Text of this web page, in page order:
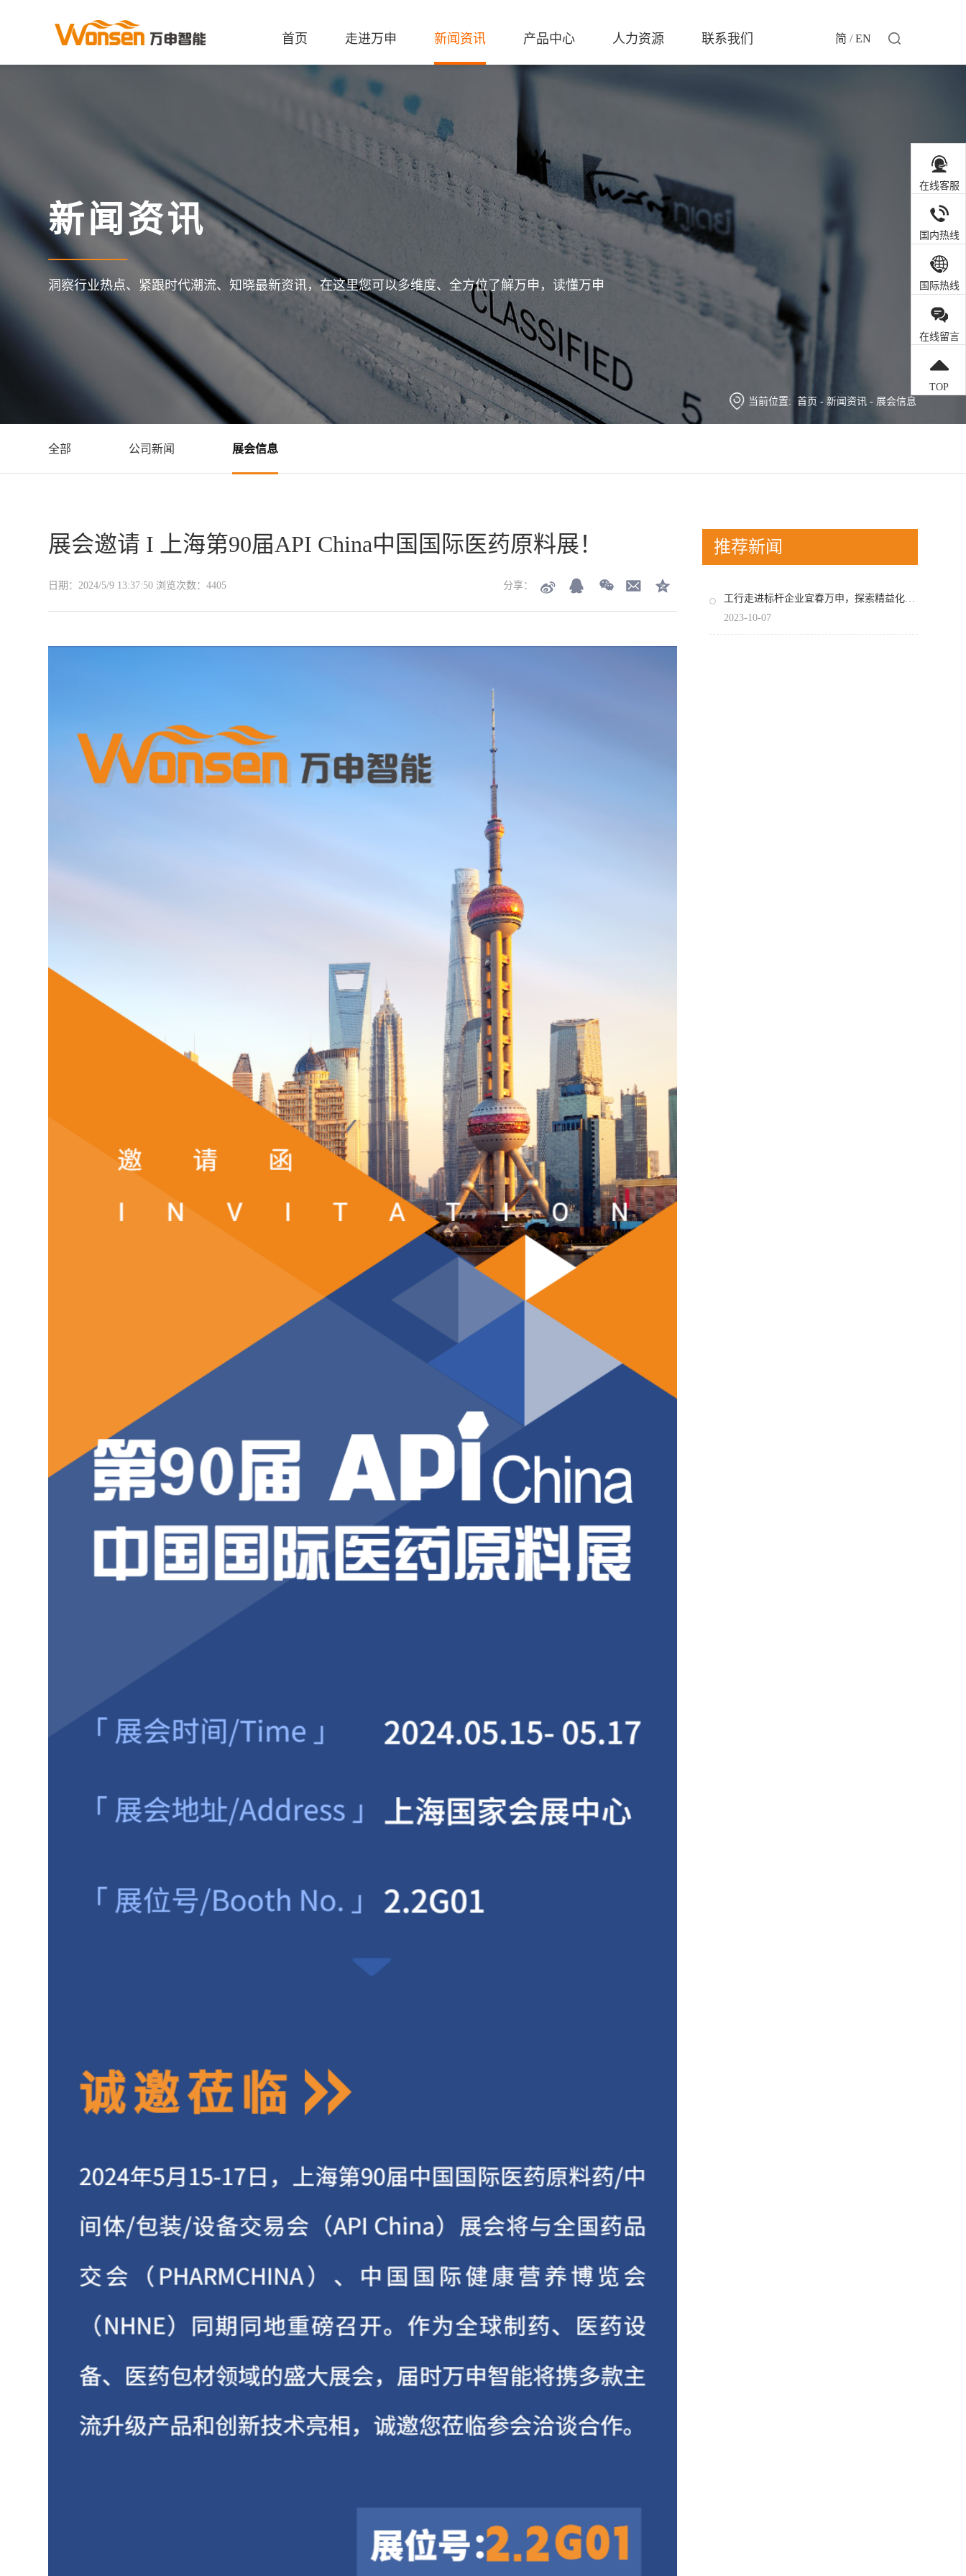
简 /EN
首页 走进万申 新闻资讯 产品中心 人力资源 联系我们
新闻资讯
洞察行业热点、紧跟时代潮流、知晓最新资讯，在这里您可以多维度、全方位了解万申，读懂万申
当前位置: 首页 - 新闻资讯 - 展会信息
全部 公司新闻 展会信息
推荐新闻
工行走进标杆企业宜春万申，探索精益化管理之道！
2023-10-07
展会邀请 I 上海第90届API China中国国际医药原料展！
日期：2024/5/9 13:37:50 浏览次数：4405 分享：
在线客服
国内热线
国际热线
在线留言
TOP